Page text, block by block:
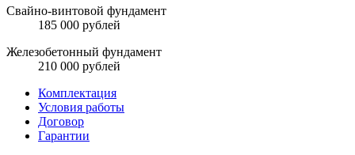
Свайно-винтовой фундамент
185 000 рублей
Железобетонный фундамент
210 000 рублей
Комплектация
Условия работы
Договор
Гарантии